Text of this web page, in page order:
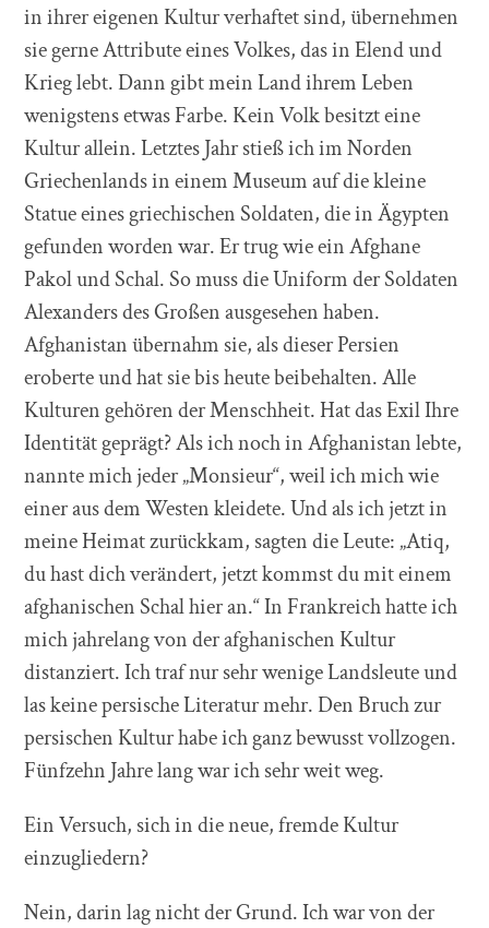
in ihrer eigenen Kultur verhaftet sind, übernehmen
sie gerne Attribute eines Volkes, das in Elend und
Krieg lebt. Dann gibt mein Land ihrem Leben
wenigstens etwas Farbe. Kein Volk besitzt eine
Kultur allein. Letztes Jahr stieß ich im Norden
Griechenlands in einem Museum auf die kleine
Statue eines griechischen Soldaten, die in Ägypten
gefunden worden war. Er trug wie ein Afghane
Pakol und Schal. So muss die Uniform der Soldaten
Alexanders des Großen ausgesehen haben.
Afghanistan übernahm sie, als dieser Persien
eroberte und hat sie bis heute beibehalten. Alle
Kulturen gehören der Menschheit. Hat das Exil Ihre
Identität geprägt? Als ich noch in Afghanistan lebte,
nannte mich jeder „Monsieur“, weil ich mich wie
einer aus dem Westen kleidete. Und als ich jetzt in
meine Heimat zurückkam, sagten die Leute: „Atiq,
du hast dich verändert, jetzt kommst du mit einem
afghanischen Schal hier an.“ In Frankreich hatte ich
mich jahrelang von der afghanischen Kultur
distanziert. Ich traf nur sehr wenige Landsleute und
las keine persische Literatur mehr. Den Bruch zur
persischen Kultur habe ich ganz bewusst vollzogen.
Fünfzehn Jahre lang war ich sehr weit weg.
Ein Versuch, sich in die neue, fremde Kultur
einzugliedern?
Nein, darin lag nicht der Grund. Ich war von der